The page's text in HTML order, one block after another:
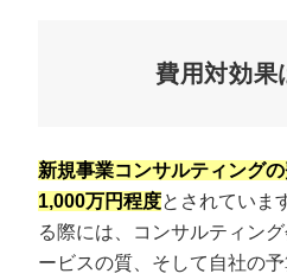
費用対効果
新規事業コンサルティング
1,000万円程度とされていま
る際には、コンサルティン
ービスの質、そして自社の